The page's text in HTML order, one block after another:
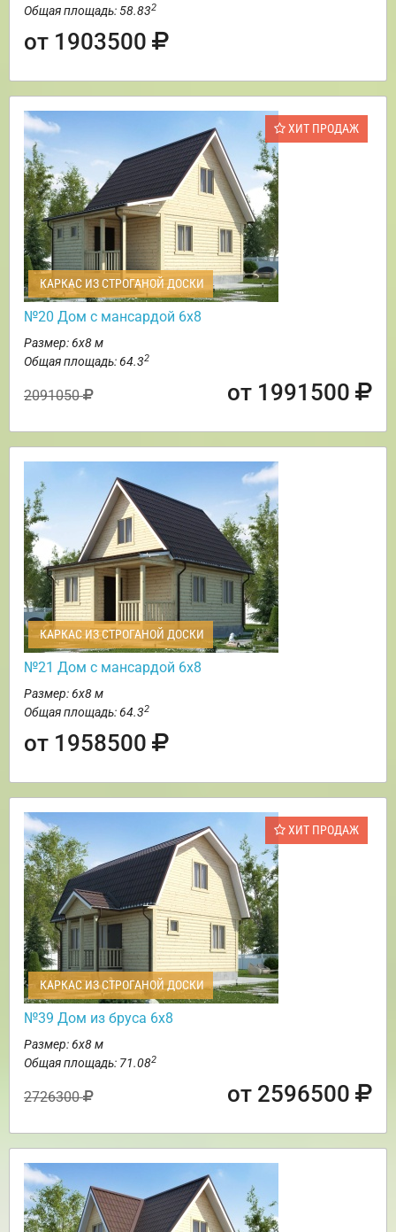
Общая площадь: 58.832
от 1903500
ХИТ ПРОДАЖ
КАРКАС ИЗ СТРОГАНОЙ ДОСКИ
№20 Дом с мансардой 6х8
Размер: 6х8 м
Общая площадь: 64.32
2091050 от 1991500
КАРКАС ИЗ СТРОГАНОЙ ДОСКИ
№21 Дом с мансардой 6х8
Размер: 6х8 м
Общая площадь: 64.32
от 1958500
ХИТ ПРОДАЖ
КАРКАС ИЗ СТРОГАНОЙ ДОСКИ
№39 Дом из бруса 6х8
Размер: 6х8 м
Общая площадь: 71.082
2726300 от 2596500